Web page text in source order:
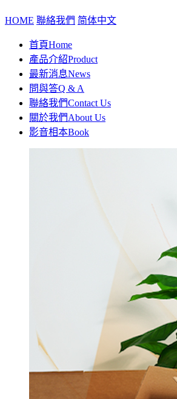
HOME 聯絡我們 简体中文
首頁Home
產品介紹Product
最新消息News
問與答Q & A
聯絡我們Contact Us
關於我們About Us
影音相本Book